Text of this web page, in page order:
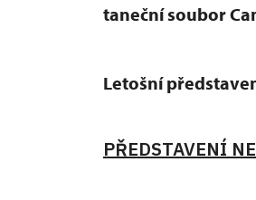
taneční soubor
Letošní
PŘEDSTAVENÍ